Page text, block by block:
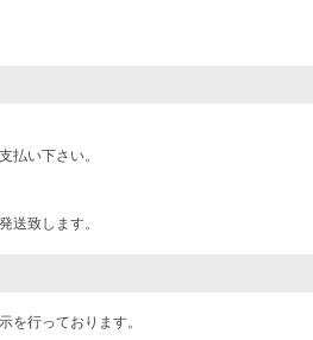
払い下さい。
送致します。
を行っております。